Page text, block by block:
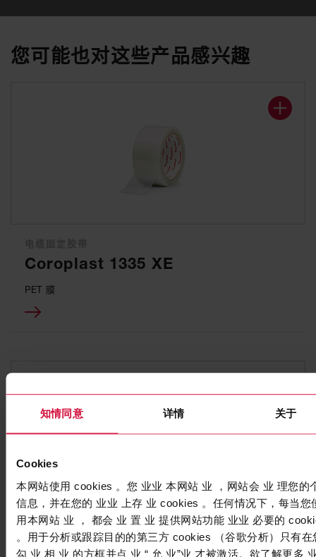
知情同意 详情 关于
Cookies
本网站使用 cookies 。您 业业 本网站 业 ，网站会 业 理您的
信息，并在您的 业业 上存 业 cookies 。任何情况下，每当您
用本网站 业 ， 都会 业 置 业 提供网站功能 业业 必要的
。用于分析或跟踪目的的第三方 cookies （谷歌分析）只有在
勾 业 相 业 的方框并点 业 “ 允 业”业 才被激活。欲了解更多
您可能也对这些产品感兴趣
Coroplast 1335 XE
PET 膜
科络普线束胶带
Coroplast 8005